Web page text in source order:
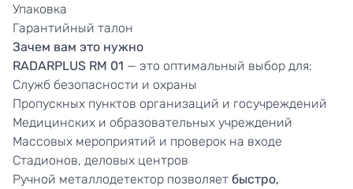
Упаковка
Гарантийный талон
Зачем вам это нужно
RADARPLUS RM 01 — это оптимальный выбор для:
Служб безопасности и охраны
Пропускных пунктов организаций и госучреждений
Медицинских и образовательных учреждений
Массовых мероприятий и проверок на входе
Стадионов, деловых центров
Ручной металлодетектор позволяет быстро,